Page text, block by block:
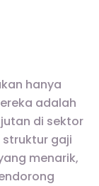
hanya
adalah
di sektor
struktur gaji
menarik,